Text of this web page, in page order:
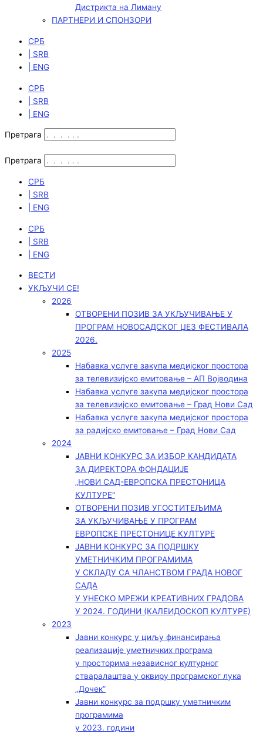
Дистрикта на Лиману
ПАРТНЕРИ И СПОНЗОРИ
СРБ
| SRB
| ENG
СРБ
| SRB
| ENG
Претрага
Претрага
СРБ
| SRB
| ENG
СРБ
| SRB
| ENG
ВЕСТИ
УКЉУЧИ СЕ!
2026
ОТВОРЕНИ ПОЗИВ ЗА УКЉУЧИВАЊЕ У
ПРОГРАМ НОВОСАДСКОГ ЏЕЗ ФЕСТИВАЛА
2026.
2025
Набавка услуге закупа медијског простора
за телевизијско емитовање – АП Војводинa
Набавка услуге закупа медијског простора
за телевизијско емитовање – Град Нови Сад
Набавка услуге закупа медијског простора
за радијско емитовање – Град Нови Сад
2024
ЈАВНИ КОНКУРС ЗА ИЗБОР КАНДИДАТА
ЗА ДИРЕКТОРА ФОНДАЦИЈЕ
„НОВИ САД-ЕВРОПСКА ПРЕСТОНИЦА
КУЛТУРЕ“
ОТВОРЕНИ ПОЗИВ УГОСТИТЕЉИМА
ЗА УКЉУЧИВАЊЕ У ПРОГРАМ
ЕВРОПСКЕ ПРЕСТОНИЦЕ КУЛТУРЕ
ЈАВНИ КОНКУРС ЗА ПОДРШКУ
УМЕТНИЧКИМ ПРОГРАМИМА
У СКЛАДУ СА ЧЛАНСТВОМ ГРАДА НОВОГ
САДА
У УНЕСКО МРЕЖИ КРЕАТИВНИХ ГРАДОВА
У 2024. ГОДИНИ (КАЛЕИДОСКОП КУЛТУРЕ)
2023
Јавни конкурс у циљу финансирања
реализације уметничких програма
у просторима независног културног
стваралаштва у оквиру програмског лука
„Дочек”
Јавни конкурс за подршку уметничким
програмима
у 2023. години